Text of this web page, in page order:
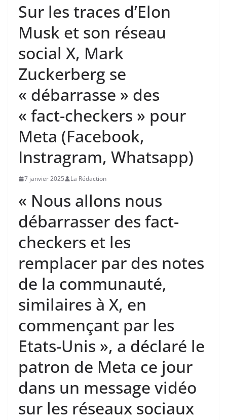
Sur les traces d’Elon
Musk et son réseau
social X, Mark
Zuckerberg se
« débarrasse » des
« fact-checkers » pour
Meta (Facebook,
Instragram, Whatsapp)
7 janvier 2025 La Rédaction
« Nous allons nous
débarrasser des fact-
checkers et les
remplacer par des notes
de la communauté,
similaires à X, en
commençant par les
Etats-Unis », a déclaré le
patron de Meta ce jour
dans un message vidéo
sur les réseaux sociaux